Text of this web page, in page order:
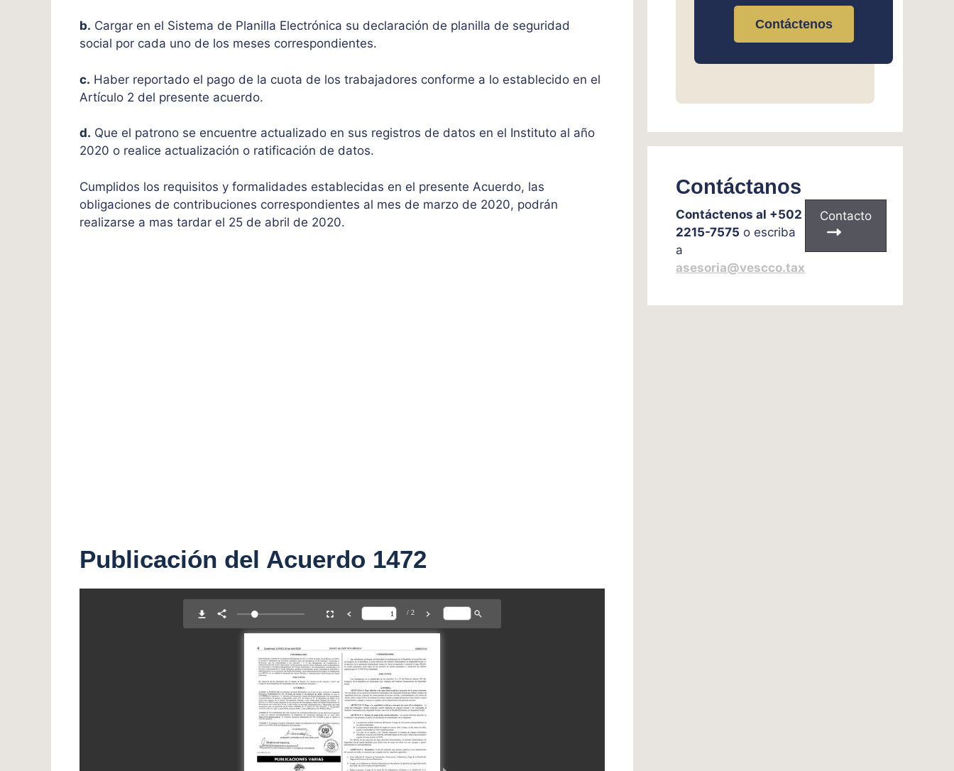
b. Cargar en el Sistema de Planilla Electrónica su declaración de planilla de seguridad
social por cada uno de los meses correspondientes.
c. Haber reportado el pago de la cuota de los trabajadores conforme a lo establecido en el
Artículo 2 del presente acuerdo.
d. Que el patrono se encuentre actualizado en sus registros de datos en el Instituto al año
2020 o realice actualización o ratificación de datos.
Cumplidos los requisitos y formalidades establecidas en el presente Acuerdo, las
obligaciones de contribuciones correspondientes al mes de marzo de 2020, podrán
realizarse a mas tardar el 25 de abril de 2020.
Publicación del Acuerdo 1472
Contáctenos
Contáctanos
Contáctenos al +502
2215-7575 o escriba
a
asesoria@vescco.tax
Contacto